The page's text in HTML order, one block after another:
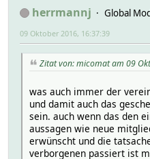
herrmannj
Global
09 Oktober 2016, 16:37:39
Zitat von: micomat am 09
was auch immer der
und damit auch das
sein. auch wenn das den
aussagen wie neue
erwünscht und die
verborgenen passiert ist